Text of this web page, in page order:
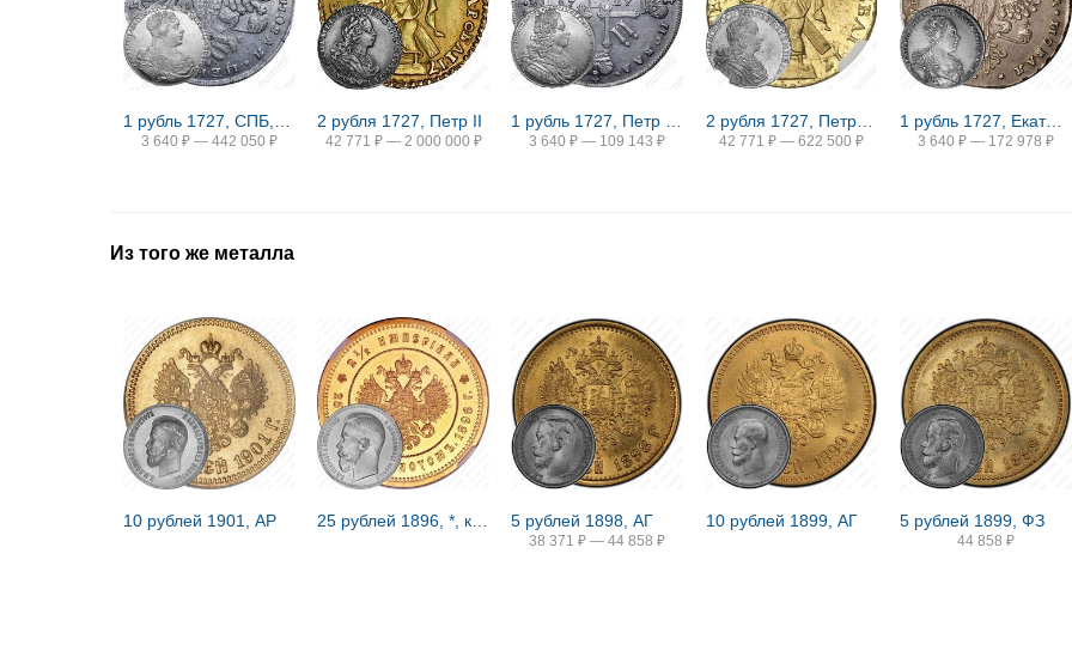
3 640 ₽ — 442 050 ₽
2 рубля 1727, Петр II
42 771 ₽ — 2 000 000 ₽ 3 640 ₽ — 109 143 ₽
2 рубля 1727, Петр II, новодел
42 771 ₽ — 622 500 ₽
1 рубль 1727, Екатерина, московский тип, портрет вправо, под хвостом орла две звезды
3 640 ₽ — 172 978 ₽
Из того же металла
10 рублей 1901, АР 5 рублей 1898, АГ
38 371 ₽ — 44 858 ₽
10 рублей 1899, АГ 5 рублей 1899, ФЗ
44 858 ₽